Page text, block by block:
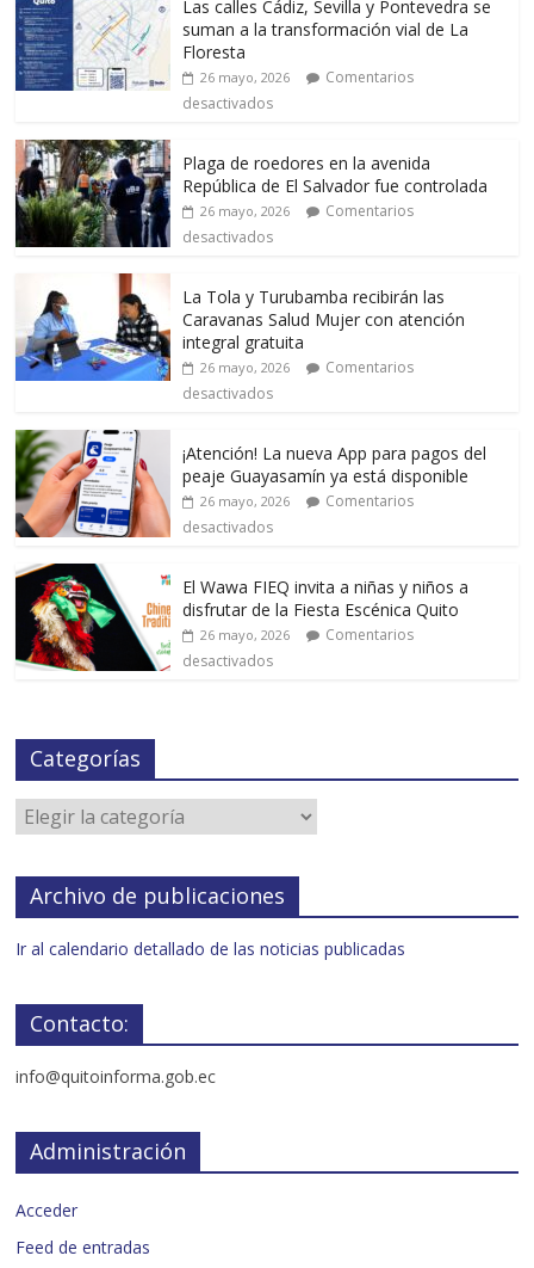
Las calles Cádiz, Sevilla y Pontevedra se
suman a la transformación vial de La
Floresta
26 mayo, 2026
Comentarios
desactivados
Plaga de roedores en la avenida
República de El Salvador fue controlada
26 mayo, 2026
Comentarios
desactivados
La Tola y Turubamba recibirán las
Caravanas Salud Mujer con atención
integral gratuita
26 mayo, 2026
Comentarios
desactivados
¡Atención! La nueva App para pagos del
peaje Guayasamín ya está disponible
26 mayo, 2026
Comentarios
desactivados
El Wawa FIEQ invita a niñas y niños a
disfrutar de la Fiesta Escénica Quito
26 mayo, 2026
Comentarios
desactivados
Categorías
Archivo de publicaciones
Ir al calendario detallado de las noticias publicadas
Contacto:
info@quitoinforma.gob.ec
Administración
Acceder
Feed de entradas